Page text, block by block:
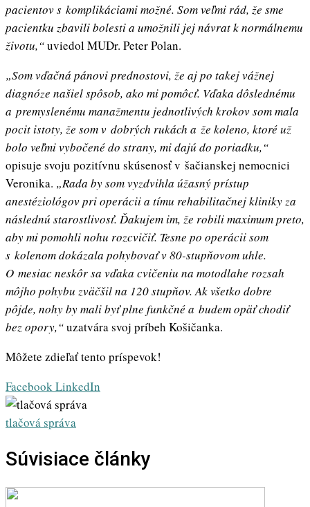
pacientov s komplikáciami možné. Som veľmi rád, že sme
pacientku zbavili bolesti a umožnili jej návrat k normálnemu
životu,“uviedol MUDr. Peter Polan.
„Som vďačná pánovi prednostovi, že aj po takej vážnej
diagnóze našiel spôsob, ako mi pomôcť. Vďaka dôslednému
a premyslenému manažmentu jednotlivých krokov som mala
pocit istoty, že som v dobrých rukách a že koleno, ktoré už
bolo veľmi vybočené do strany, mi dajú do poriadku,“
opisuje svoju pozitívnu skúsenosť v šačianskej nemocnici
Veronika. „Rada by som vyzdvihla úžasný prístup
anestéziológov pri operácii a tímu rehabilitačnej kliniky za
následnú starostlivosť. Ďakujem im, že robili maximum preto,
aby mi pomohli nohu rozcvičiť. Tesne po operácii som
s kolenom dokázala pohybovať v 80-stupňovom uhle.
O mesiac neskôr sa vďaka cvičeniu na motodlahe rozsah
môjho pohybu zväčšil na 120 stupňov. Ak všetko dobre
pôjde, nohy by mali byť plne funkčné a budem opäť chodiť
bez opory,“uzatvára svoj príbeh Košičanka.
Môžete zdieľať tento príspevok!
FacebookLinkedIn
tlačová správa
Súvisiace články